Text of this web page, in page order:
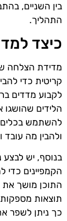
בין השניים,
התהליך.
כיצד
קריטית כדי
לקבוע מדדים
הלידים שהושגו
להשתמש בכלים
ולהבין מה עובד
בנוסף, יש לבצע
הקמפיינים
התוכן מושך את
תוצאות
כך ניתן לשפר